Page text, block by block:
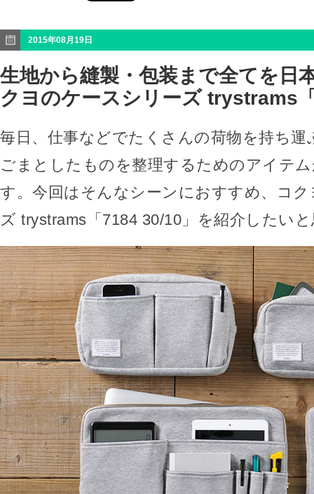
2015年08月19日
生地から縫製・包装まで全てを日
クヨのケースシリーズ trystrams
毎日、仕事などでたくさんの荷物を持ち運
ごまとしたものを整理するためのアイテ
す。今回はそんなシーンにおすすめ、コ
ズ trystrams「7184 30/10」を紹介したい